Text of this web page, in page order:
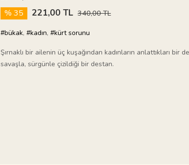
% 35 221,00 TL 340,00 TL
#bükak, #kadın, #kürt sorunu
Şırnaklı bir ailenin üç kuşağından kadınların anlattıkları bir
savaşla, sürgünle çizildiği bir destan.